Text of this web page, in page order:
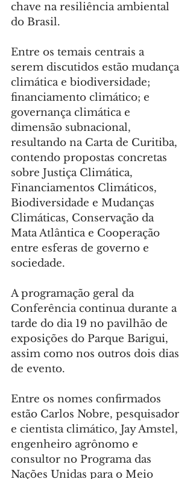
chave na resiliência ambiental
do Brasil.
Entre os temais centrais a
serem discutidos estão mudança
climática e biodiversidade;
financiamento climático; e
governança climática e
dimensão subnacional,
resultando na Carta de Curitiba,
contendo propostas concretas
sobre Justiça Climática,
Financiamentos Climáticos,
Biodiversidade e Mudanças
Climáticas, Conservação da
Mata Atlântica e Cooperação
entre esferas de governo e
sociedade.
A programação geral da
Conferência continua durante a
tarde do dia 19 no pavilhão de
exposições do Parque Barigui,
assim como nos outros dois dias
de evento.
Entre os nomes confirmados
estão Carlos Nobre, pesquisador
e cientista climático, Jay Amstel,
engenheiro agrônomo e
consultor no Programa das
Nações Unidas para o Meio